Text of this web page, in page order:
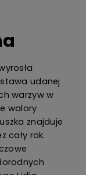
udanej
warzyw w
walory
znajduje
cały rok.